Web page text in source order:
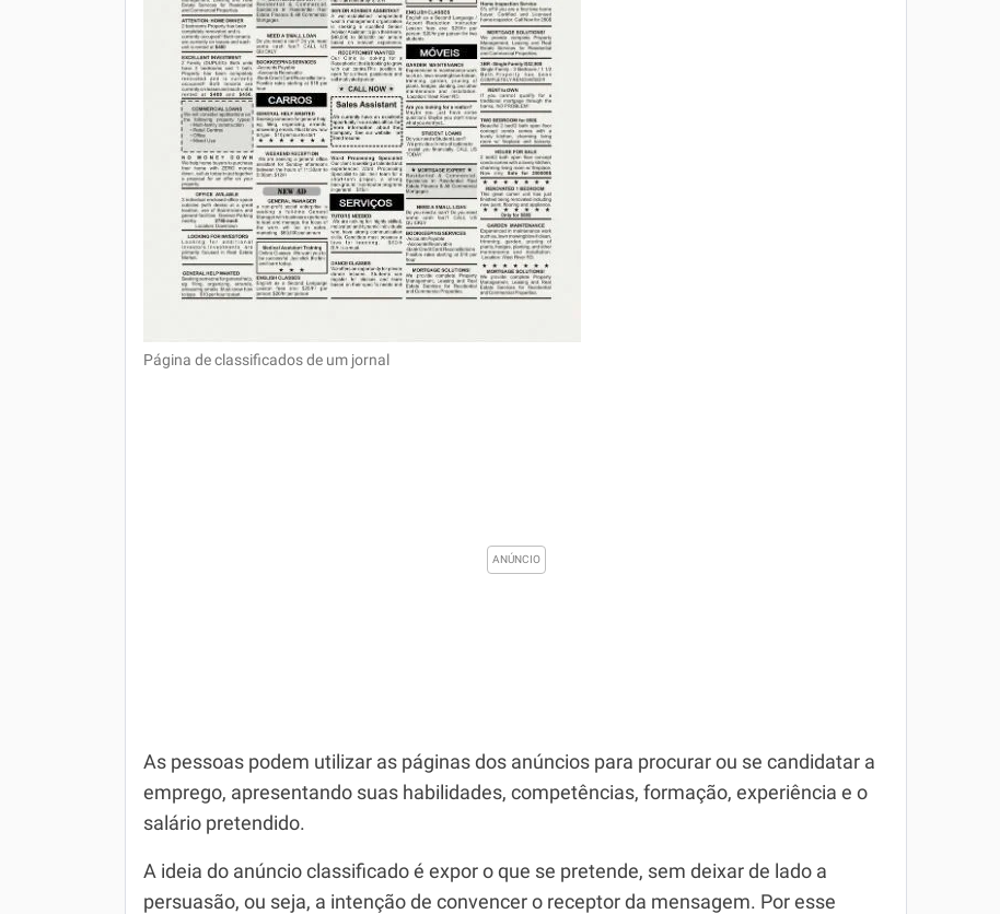
Página de classificados de um jornal
As pessoas podem utilizar as páginas dos anúncios para procurar ou se candidatar a
emprego, apresentando suas habilidades, competências, formação, experiência e o
salário pretendido.
A ideia do anúncio classificado é expor o que se pretende, sem deixar de lado a
persuasão, ou seja, a intenção de convencer o receptor da mensagem. Por esse